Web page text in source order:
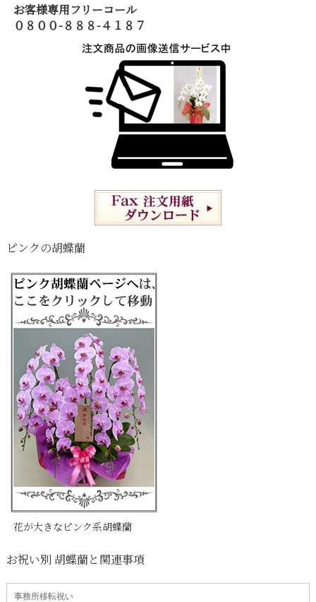
お客様専用フリーコール
０８００-８８８-４１８７
ピンクの胡蝶蘭
花が大きなピンク系胡蝶蘭
お祝い別 胡蝶蘭と関連事項
事務所移転祝い